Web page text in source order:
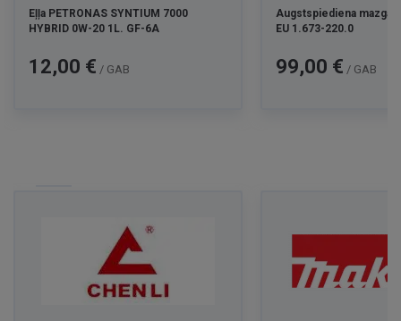
Eļļa PETRONAS SYNTIUM 7000
HYBRID 0W-20 1L. GF-6A
Cena
12,00 € / GAB
Augstspiediena
EU 1.673-220.0
Cena
99,00 € / GAB